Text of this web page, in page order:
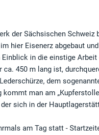
der Sächsischen
hier Eisenerz abgebaut
in die einstige
ca. 450 m lang ist,
dem
man am
sich in der
am Tag statt -